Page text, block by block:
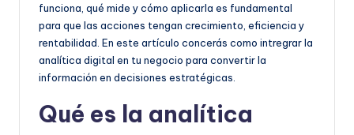
D
is
funciona, qué mide y cómo aplicarla es fundamental
para que las acciones tengan crecimiento, eficiencia y
rentabilidad. En este artículo concerás como intregrar la
analítica digital en tu negocio para convertir la
información en decisiones estratégicas.
Qué es la analítica